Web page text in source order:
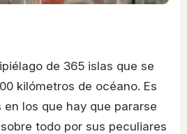
de 365 islas que se
kilómetros de océano. Es
los que hay que pararse
todo por sus peculiares